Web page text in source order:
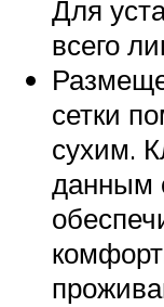
Для
всего
сетки
сухим.
данным